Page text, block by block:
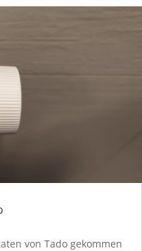
von Tado gekommen